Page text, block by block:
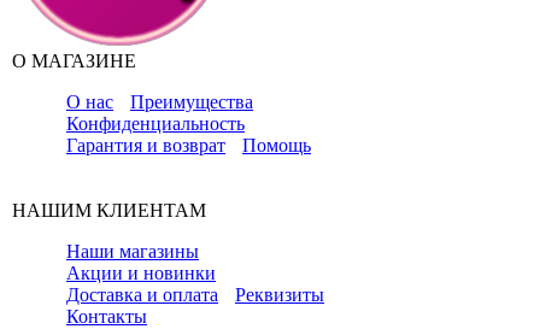
О МАГАЗИНЕ
О нас
Преимущества
Конфиденциальность
Гарантия и возврат
Помощь
НАШИМ КЛИЕНТАМ
Наши магазины
Акции и новинки
Доставка и оплата
Реквизиты
Контакты